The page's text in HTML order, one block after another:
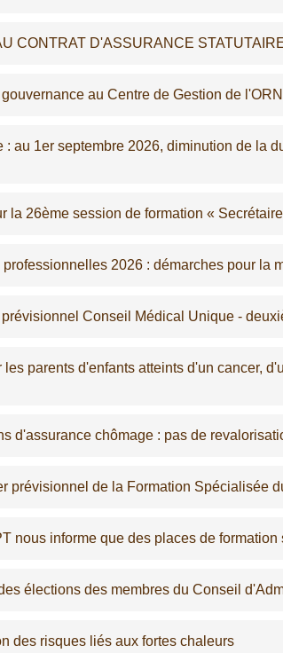
CONTRAT D'ASSURANCE
au Centre de Gestion de
: au 1er septembre 2026, diminution de la
la 26ème session de formation «
professionnelles 2026 : démarches pour la
Conseil Médical Unique -
les parents d'enfants atteints d'un cancer,
d'assurance chômage : pas de
prévisionnel de la Formation Spécialisée
nous informe que des places de
élections des membres du Conseil
des risques liés aux fortes chaleurs